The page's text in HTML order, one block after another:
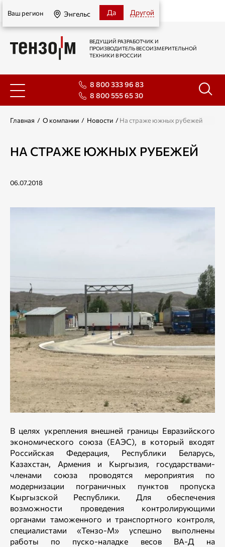
Энгельс
Ваш регион Энгельс Да Другой
ВЕДУЩИЙ РАЗРАБОТЧИК И
ПРОИЗВОДИТЕЛЬ ВЕСОИЗМЕРИТЕЛЬНОЙ
ТЕХНИКИ В РОССИИ
8 800 333 96 83
8 800 555 65 30
Главная / О компании / Новости /На страже южных рубежей
НА СТРАЖЕ ЮЖНЫХ РУБЕЖЕЙ
06.07.2018
В целях укрепления внешней границы Евразийского
экономического союза (ЕАЭС), в который входят
Российская Федерация, Республики Беларусь,
Казахстан, Армения и Кыргызия, государствами-
членами союза проводятся мероприятия по
модернизации пограничных пунктов пропуска
Кыргызской Республики. Для обеспечения
возможности проведения контролирующими
органами таможенного и транспортного контроля,
специалистами «Тензо-М» успешно выполнены
работы по пуско-наладке весов ВА-Д на